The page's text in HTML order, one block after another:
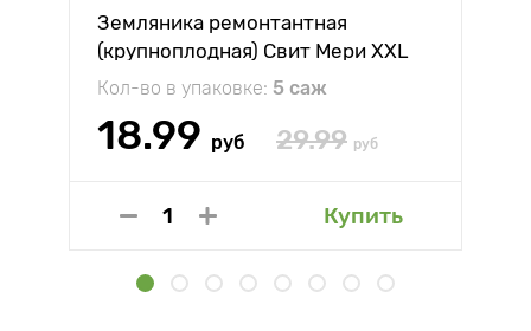
Земляника ремонтантная
(крупноплодная) Свит Мери XXL
Кол-во в упаковке: 5 саж
18.99 руб 29.99 руб
Купить